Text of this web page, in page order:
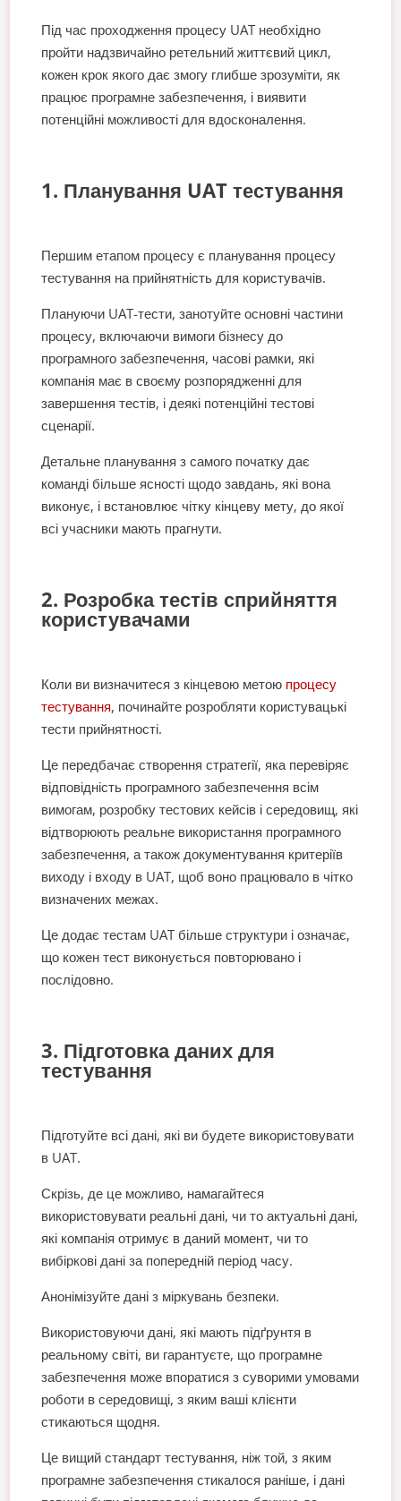
Під час проходження процесу UAT необхідно
пройти надзвичайно ретельний життєвий цикл,
кожен крок якого дає змогу глибше зрозуміти, як
працює програмне забезпечення, і виявити
потенційні можливості для вдосконалення.
1. Планування UAT тестування
Першим етапом процесу є планування процесу
тестування на прийнятність для користувачів.
Плануючи UAT-тести, занотуйте основні частини
процесу, включаючи вимоги бізнесу до
програмного забезпечення, часові рамки, які
компанія має в своєму розпорядженні для
завершення тестів, і деякі потенційні тестові
сценарії.
Детальне планування з самого початку дає
команді більше ясності щодо завдань, які вона
виконує, і встановлює чітку кінцеву мету, до якої
всі учасники мають прагнути.
2. Розробка тестів сприйняття
користувачами
Коли ви визначитеся з кінцевою метою процесу
тестування, починайте розробляти користувацькі
тести прийнятності.
Це передбачає створення стратегії, яка перевіряє
відповідність програмного забезпечення всім
вимогам, розробку тестових кейсів і середовищ, які
відтворюють реальне використання програмного
забезпечення, а також документування критеріїв
виходу і входу в UAT, щоб воно працювало в чітко
визначених межах.
Це додає тестам UAT більше структури і означає,
що кожен тест виконується повторювано і
послідовно.
3. Підготовка даних для
тестування
Підготуйте всі дані, які ви будете використовувати
в UAT.
Скрізь, де це можливо, намагайтеся
використовувати реальні дані, чи то актуальні дані,
які компанія отримує в даний момент, чи то
вибіркові дані за попередній період часу.
Анонімізуйте дані з міркувань безпеки.
Використовуючи дані, які мають підґрунтя в
реальному світі, ви гарантуєте, що програмне
забезпечення може впоратися з суворими умовами
роботи в середовищі, з яким ваші клієнти
стикаються щодня.
Це вищий стандарт тестування, ніж той, з яким
програмне забезпечення стикалося раніше, і дані